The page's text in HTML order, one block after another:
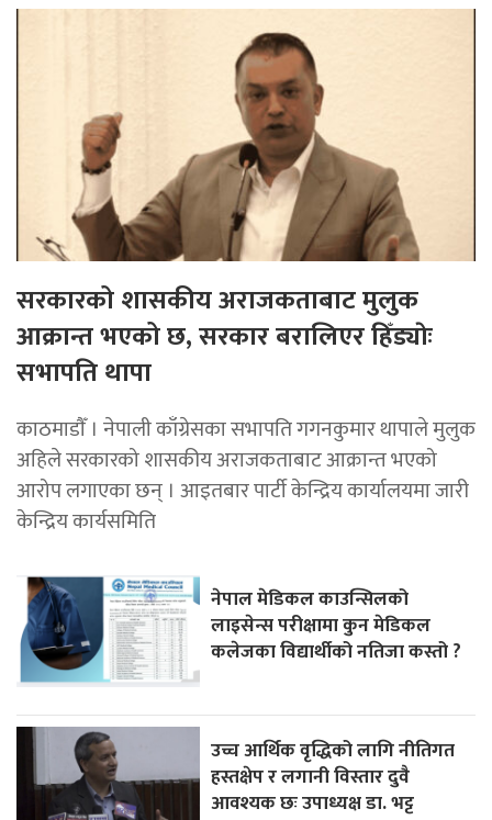
सरकारको शासकीय अराजकताबाट मुलुक
आक्रान्त भएको छ, सरकार बरालिएर हिँड्याेः
सभापति थापा
काठमाडाैँ । नेपाली काँग्रेसका सभापति गगनकुमार थापाले मुलुक
अहिले सरकारको शासकीय अराजकताबाट आक्रान्त भएको
आरोप लगाएका छन् । आइतबार पार्टी केन्द्रिय कार्यालयमा जारी
केन्द्रिय कार्यसमिति
नेपाल मेडिकल काउन्सिलको
लाइसेन्स परीक्षामा कुन मेडिकल
कलेजका विद्यार्थीको नतिजा कस्तो ?
उच्च आर्थिक वृद्धिको लागि नीतिगत
हस्तक्षेप र लगानी विस्तार दुवै
आवश्यक छः उपाध्यक्ष डा. भट्ट